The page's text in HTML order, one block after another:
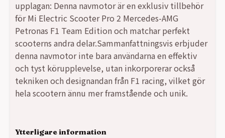
upplagan: Denna navmotor är en exklusiv tillbehör
för Mi Electric Scooter Pro 2 Mercedes-AMG
Petronas F1 Team Edition och matchar perfekt
scooterns andra delar.Sammanfattningsvis erbjuder
denna navmotor inte bara användarna en effektiv
och tyst körupplevelse, utan inkorporerar också
tekniken och designandan från F1 racing, vilket gör
hela scootern ännu mer framstående och unik.
Ytterligare information